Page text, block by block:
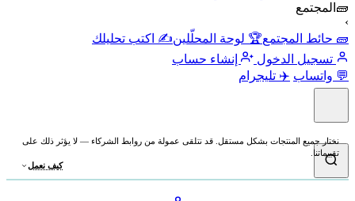
🧱 المجتمع
›
🧱 حائط المجتمع🏆 لوحة المحلّلين✍️ اكتب تحليلك
تسجيل الدخول
إنشاء حساب
💬 واتساب ✈️ تليجرام
نختار جميع المنتجات بشكل مستقل. قد نتلقى عمولة من روابط الشركاء — لا يؤثر ذلك على
تقييماتنا.
كيف نعمل